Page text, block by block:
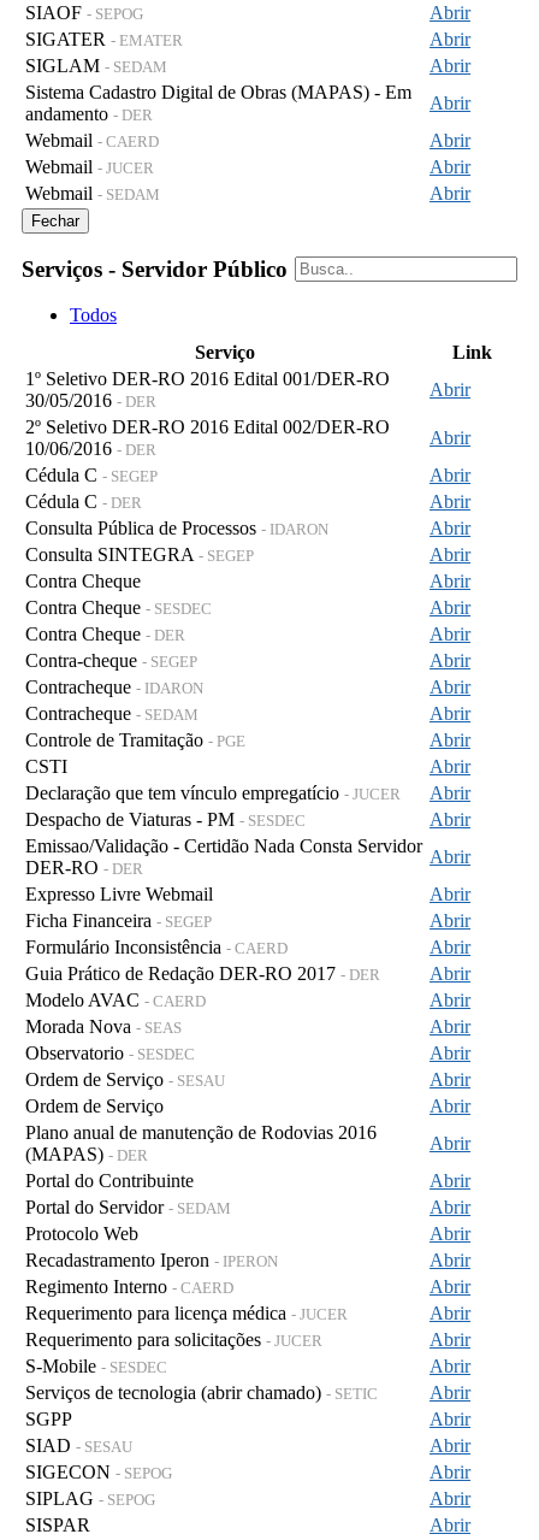
SIAOF - SEPOG
Abrir
SIGATER - EMATER
Abrir
SIGLAM - SEDAM
Abrir
Sistema Cadastro Digital de Obras (MAPAS) - Em
andamento - DER
Abrir
Webmail - CAERD
Abrir
Webmail - JUCER
Abrir
Webmail - SEDAM Abrir
Fechar
Serviços - Servidor Público
Todos
Serviço
Link
1º Seletivo DER-RO 2016 Edital 001/DER-RO
30/05/2016 - DER
Abrir
2º Seletivo DER-RO 2016 Edital 002/DER-RO
10/06/2016 - DER
Abrir
Cédula C - SEGEP
Abrir
Cédula C - DER
Abrir
Consulta Pública de Processos - IDARON
Abrir
Consulta SINTEGRA - SEGEP
Abrir
Contra Cheque
Abrir
Contra Cheque - SESDEC
Abrir
Contra Cheque - DER
Abrir
Contra-cheque - SEGEP
Abrir
Contracheque - IDARON
Abrir
Contracheque - SEDAM
Abrir
Controle de Tramitação - PGE
Abrir
CSTI
Abrir
Declaração que tem vínculo empregatício - JUCER
Abrir
Despacho de Viaturas - PM - SESDEC
Abrir
Emissao/Validação - Certidão Nada Consta Servidor
DER-RO - DER
Abrir
Expresso Livre Webmail
Abrir
Ficha Financeira - SEGEP
Abrir
Formulário Inconsistência - CAERD
Abrir
Guia Prático de Redação DER-RO 2017 - DER
Abrir
Modelo AVAC - CAERD
Abrir
Morada Nova - SEAS
Abrir
Observatorio - SESDEC
Abrir
Ordem de Serviço - SESAU
Abrir
Ordem de Serviço
Abrir
Plano anual de manutenção de Rodovias 2016
(MAPAS) - DER
Abrir
Portal do Contribuinte
Abrir
Portal do Servidor - SEDAM
Abrir
Protocolo Web
Abrir
Recadastramento Iperon - IPERON
Abrir
Regimento Interno - CAERD
Abrir
Requerimento para licença médica - JUCER
Abrir
Requerimento para solicitações - JUCER
Abrir
S-Mobile - SESDEC
Abrir
Serviços de tecnologia (abrir chamado) - SETIC
Abrir
SGPP
Abrir
SIAD - SESAU
Abrir
SIGECON - SEPOG
Abrir
SIPLAG - SEPOG
Abrir
SISPAR
Abrir